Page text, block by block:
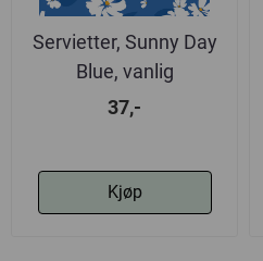
Servietter, Sunny Day
Blue, vanlig
37,-
Kjøp